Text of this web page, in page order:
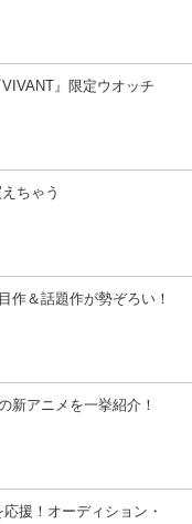
』限定ウオッチ
ちゃう
作＆話題作が勢ぞろい！
新アニメを一挙紹介！
援！オーディション・